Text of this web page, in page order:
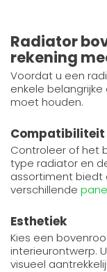
Radiator
rekening
Voordat u een
enkele
moet houden.
Compatibiliteit
Controleer of het
type radiator en
assortiment biedt
verschillende
Esthetiek
Kies een
interieurontwerp.
visueel